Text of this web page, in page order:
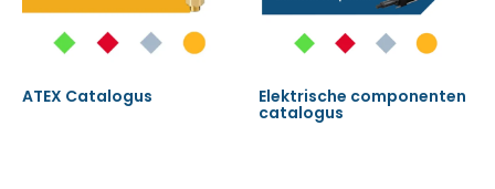
ATEX Catalogus Elektrische componenten
catalogus